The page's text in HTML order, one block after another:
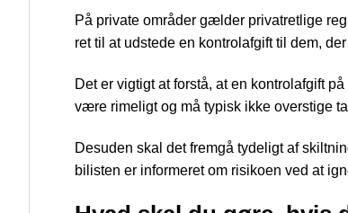
På private områder gælder privatretlige
ret til at udstede en kontrolafgift til dem,
Det er vigtigt at forstå, at en kontrolafgift
være rimeligt og må typisk ikke overstige
Desuden skal det fremgå tydeligt af
bilisten er informeret om risikoen ved at